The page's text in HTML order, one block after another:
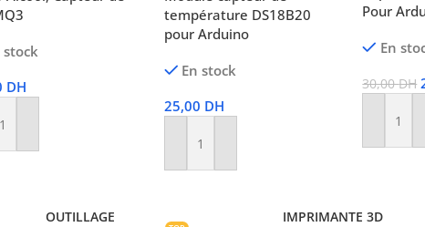
stock
DH
Au Panier
température DS18B20
pour Arduino
En stock
25,00 DH
Ajouter Au Panier
Pour
En
30,00DH
Ajouter
OUTILLAGE IMPRIMANTE 3D